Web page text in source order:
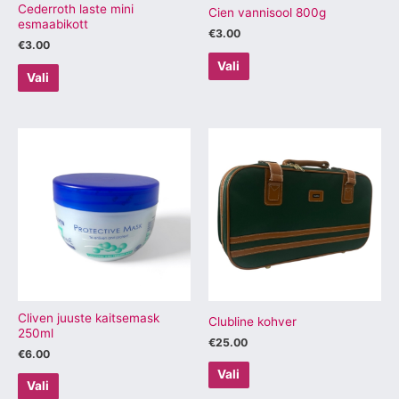
Cederroth laste mini
esmaabikott
€3.00
Vali
tootelehel. Cien vannisool 800g
€3.00
Vali
tootelehel.
Cliven juuste kaitsemask
250ml
€6.00
Vali
on
mitu
varianti.
Valikuid
tootelehel.
Clubline kohver
€25.00
Vali
tootel
mitu
Valikuid
saab
tootelehel.